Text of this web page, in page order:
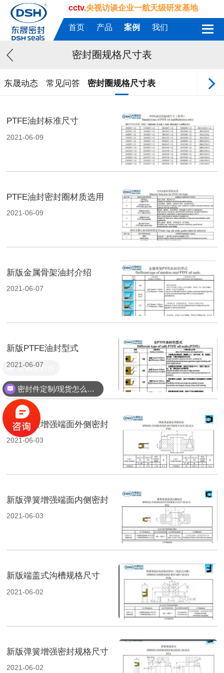
cctv.央视访谈企业一航天级研发基地
首页 产品 案例 我们
密封圈规格尺寸表
东晟动态 常见问答 密封圈规格尺寸表
PTFE油封标准尺寸
2021-06-09
PTFE油封密封圈材质选用
2021-06-09
新版金属骨架油封介绍
2021-06-07
新版PTFE油封型式
2021-06-07
新版弹簧增强端面外侧密封
2021-06-03
新版弹簧增强端面内侧密封
2021-06-03
新版端盖式沟槽规格尺寸
2021-06-02
新版弹簧增强密封规格尺寸
2021-06-02
定制密封件